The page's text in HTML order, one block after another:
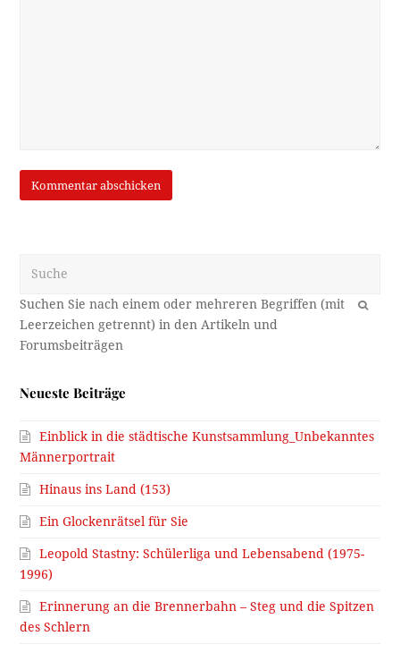
OK
Neueste Beiträge
Einblick in die städtische Kunstsammlung_Unbekanntes
Männerportrait
Hinaus ins Land (153)
Ein Glockenrätsel für Sie
Leopold Stastny: Schülerliga und Lebensabend (1975-
1996)
Erinnerung an die Brennerbahn – Steg und die Spitzen
des Schlern